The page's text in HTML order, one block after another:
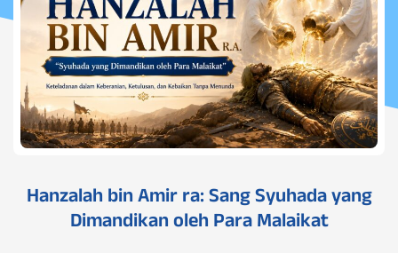
Hanzalah bin Amir ra: Sang Syuhada yang
Dimandikan oleh Para Malaikat